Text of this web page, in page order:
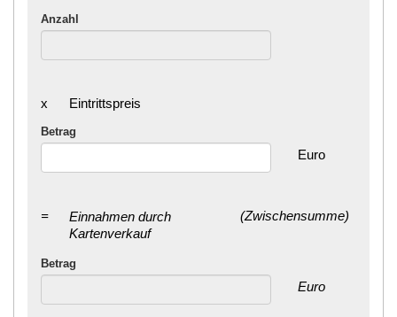
Anzahl
x Eintrittspreis
Betrag
Euro
=
Einnahmen durch
Kartenverkauf
(Zwischensumme)
Betrag
Euro